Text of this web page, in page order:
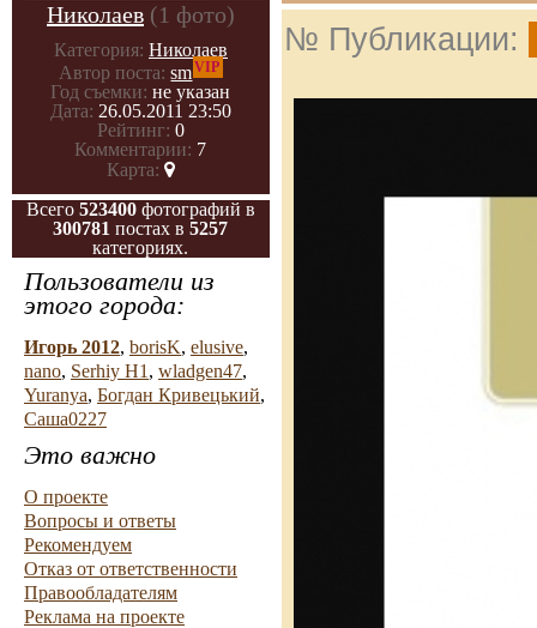
Николаев (1 фото)
Категория: Николаев
Автор поста: smVIP
Год съемки: не указан
Дата: 26.05.2011 23:50
Рейтинг: 0
Комментарии: 7
Карта:
Всего 523400 фотографий в
300781 постах в5257
категориях.
Пользователи из
этого города:
Игорь 2012, borisK, elusive,
nano, Serhiy H1 , wladgen47,
Yuranya, Богдан Кривецький,
Саша0227
Это важно
О проекте
Вопросы и ответы
Рекомендуем
Отказ от ответственности
Правообладателям
Реклама на проекте
№ Публикации: